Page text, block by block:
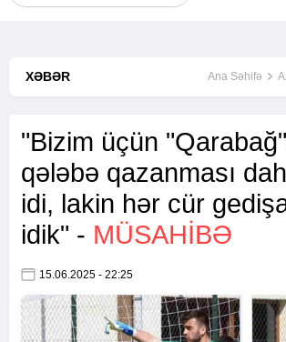
XƏBƏR Ana Səhifə
"Bizim üçün
qələbə qazanması
idi, lakin hər cür
idik" - MÜSAHİBƏ
15.06.2025 - 22:25